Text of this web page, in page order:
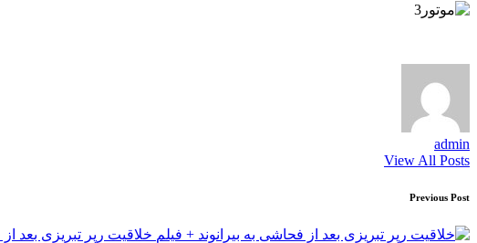
admin
View All Posts
Post
navigation
Previous Post
خلاقیت رپر تبریزی بعد